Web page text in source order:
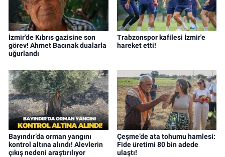
İzmir'de Kıbrıs gazisine son
görev! Ahmet Bacınak dualarla
uğurlandı
Trabzonspor kafilesi İzmir'e
hareket etti!
Bayındır’da orman yangını
kontrol altına alındı! Alevlerin
çıkış nedeni araştırılıyor
Çeşme’de ata tohumu hamlesi:
Fide üretimi 80 bin adede
ulaştı!